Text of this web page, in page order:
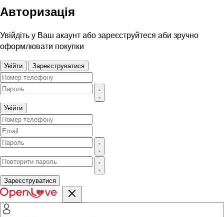
Авторизація
Увійдіть у Ваш акаунт або зареєструйтеся аби зручно
оформлювати покупки
Увійти Зареєструватися
Увійти
Зареєструватися